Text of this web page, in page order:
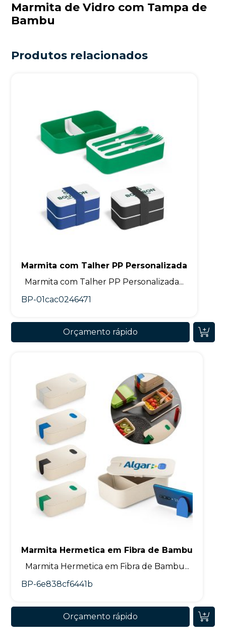
Marmita de Vidro com Tampa de
Bambu
Produtos relacionados
Marmita com Talher PP Personalizada
Marmita com Talher PP Personalizada...
BP-01cac0246471
Orçamento rápido
Marmita Hermetica em Fibra de Bambu
Marmita Hermetica em Fibra de Bambu...
BP-6e838cf6441b
Orçamento rápido